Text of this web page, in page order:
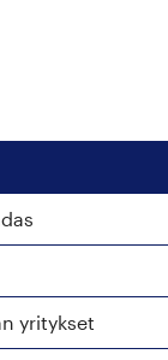
yritykset